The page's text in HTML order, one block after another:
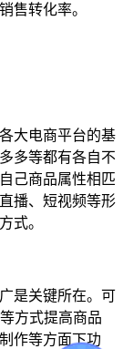
售转化率。
大电商平台的基
多等都有各自不
己商品属性相匹
播、短视频等形
式。
是关键所在。可
方式提高商品
作等方面下功